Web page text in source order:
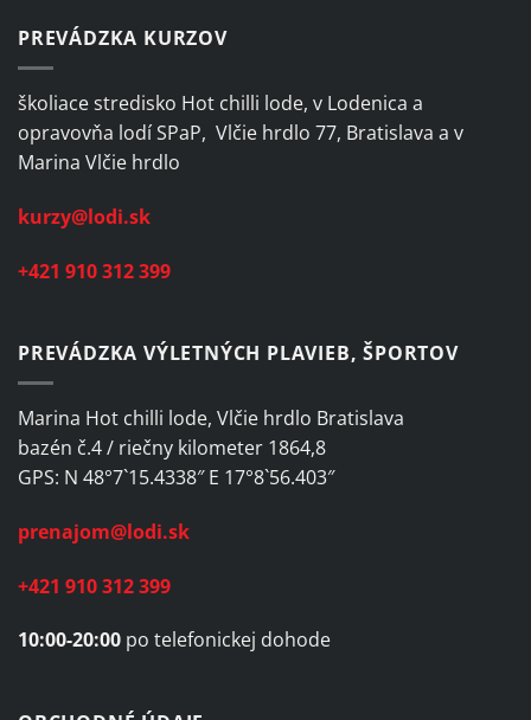
PREVÁDZKA KURZOV
školiace stredisko Hot chilli lode, v Lodenica a
opravovňa lodí SPaP, Vlčie hrdlo 77, Bratislava a v
Marina Vlčie hrdlo
kurzy@lodi.sk
+421 910 312 399
PREVÁDZKA VÝLETNÝCH PLAVIEB, ŠPORTOV
Marina Hot chilli lode, Vlčie hrdlo Bratislava
bazén č.4 / riečny kilometer 1864,8
GPS: N 48°7`15.4338″ E 17°8`56.403″
prenajom@lodi.sk
+421 910 312 399
10:00-20:00 po telefonickej dohode